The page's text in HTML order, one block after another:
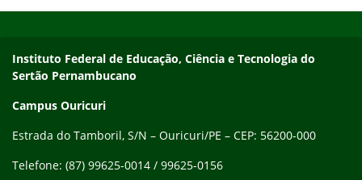
Endereço
Instituto Federal de Educação, Ciência e Tecnologia do
Sertão Pernambucano
Campus Ouricuri
Estrada do Tamboril, S/N – Ouricuri/PE – CEP: 56200-000
Telefone: (87) 99625-0014 / 99625-0156